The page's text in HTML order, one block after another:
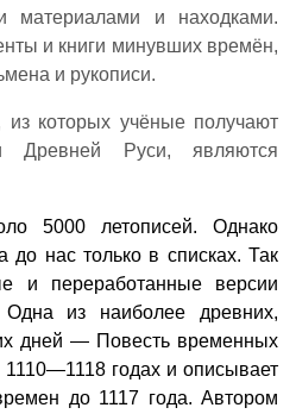
материалами и находками.
и книги минувших времён,
и рукописи.
из которых учёные получают
Древней Руси, являются
5000 летописей. Однако
до нас только в списках. Так
и переработанные версии
Одна из наиболее древних,
дней — Повесть временных
годах и описывает
до 1117 года. Автором